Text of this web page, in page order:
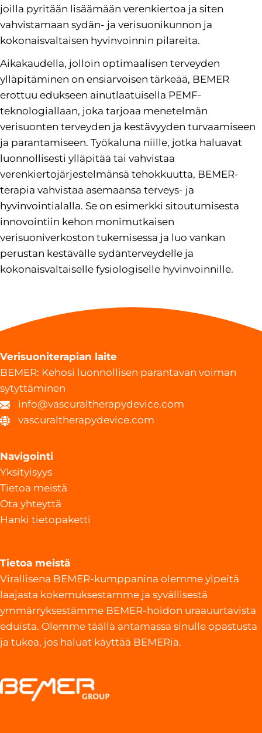
joilla pyritään lisäämään verenkiertoa ja siten
vahvistamaan sydän- ja verisuonikunnon ja
kokonaisvaltaisen hyvinvoinnin pilareita.
Aikakaudella, jolloin optimaalisen terveyden
ylläpitäminen on ensiarvoisen tärkeää, BEMER
erottuu edukseen ainutlaatuisella PEMF-
teknologiallaan, joka tarjoaa menetelmän
verisuonten terveyden ja kestävyyden turvaamiseen
ja parantamiseen. Työkaluna niille, jotka haluavat
luonnollisesti ylläpitää tai vahvistaa
verenkiertojärjestelmänsä tehokkuutta, BEMER-
terapia vahvistaa asemaansa terveys- ja
hyvinvointialalla. Se on esimerkki sitoutumisesta
innovointiin kehon monimutkaisen
verisuoniverkoston tukemisessa ja luo vankan
perustan kestävälle sydänterveydelle ja
kokonaisvaltaiselle fysiologiselle hyvinvoinnille.
Verisuoniterapian laite
BEMER: Kehosi luonnollisen parantavan voiman
sytyttäminen
info@vascuraltherapydevice.com
vascuraltherapydevice.com
Navigointi
Yksityisyys
Tietoa meistä
Ota yhteyttä
Hanki tietopaketti
Tietoa meistä
Virallisena BEMER-kumppanina olemme ylpeitä
laajasta kokemuksestamme ja syvällisestä
ymmärryksestämme BEMER-hoidon uraauurtavista
eduista. Olemme täällä antamassa sinulle opastusta
ja tukea, jos haluat käyttää BEMERiä.